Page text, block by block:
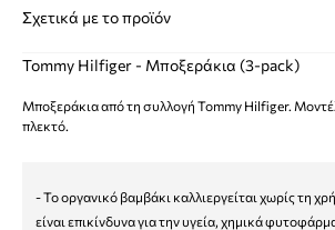
Σχετικά με το προϊόν
Tommy Hilfiger - Μποξεράκια (3-pack)
Μποξεράκια από τη συλλογή Tommy Hilfiger.
πλεκτό.
- Το οργανικό βαμβάκι καλλιεργείται χωρίς τη
είναι επικίνδυνα για την υγεία, χημικά